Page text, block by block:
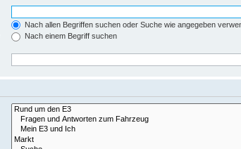
Nach allen Begriffen suchen oder Suche wie angegeben
Nach einem Begriff suchen